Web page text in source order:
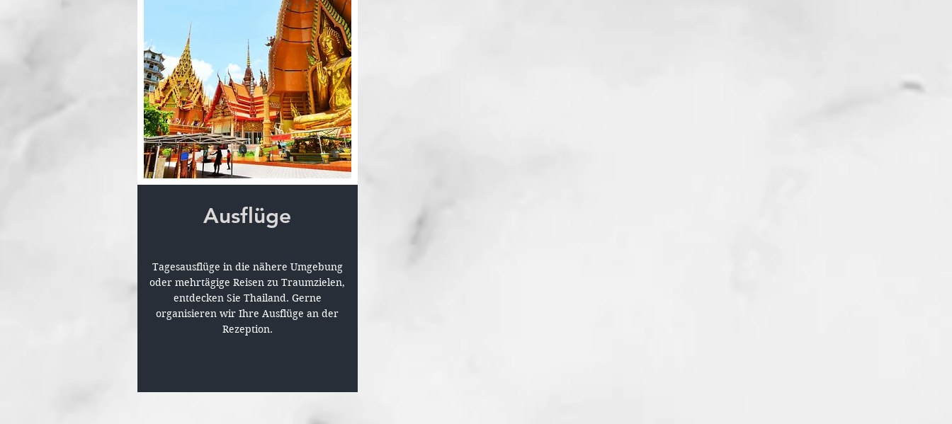
Ausflüge
Tagesausflüge in die nähere Umgebung
oder mehrtägige Reisen zu Traumzielen,
entdecken Sie Thailand. Gerne
organisieren wir Ihre Ausflüge an der
Rezeption.